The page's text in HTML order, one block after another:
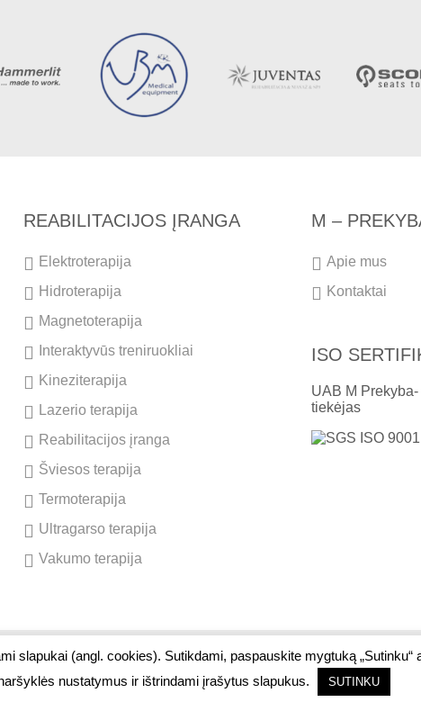
REABILITACIJOS ĮRANGA
Elektroterapija
Hidroterapija
Magnetoterapija
Interaktyvūs treniruokliai
Kineziterapija
Lazerio terapija
Reabilitacijos įranga
Šviesos terapija
Termoterapija
Ultragarso terapija
Vakumo terapija
M –
Apie mus
Kontaktai
ISO
UAB M Prekyba-
tiekėjas
Interneto
(angl. cookies). Sutikdami, paspauskite mygtuką „Sutinku“
nustatymus ir ištrindami įrašytus slapukus.
SUTINKU